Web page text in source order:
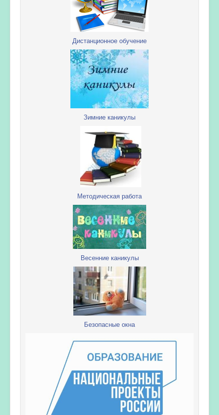
Дистанционное обучение
Зимние каникулы
Методическая работа
Весенние каникулы
Безопасные окна